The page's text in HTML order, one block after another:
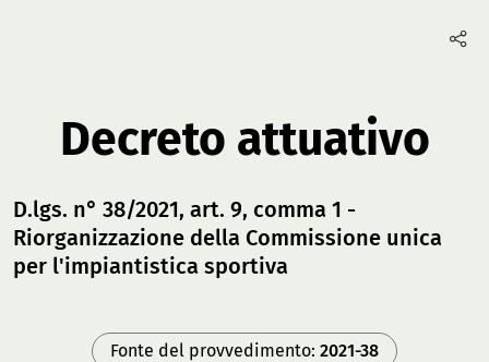
Decreto attuativo
D.lgs. n° 38/2021, art. 9, comma 1 -
Riorganizzazione della Commissione unica
per l'impiantistica sportiva
Fonte del provvedimento: 2021-38